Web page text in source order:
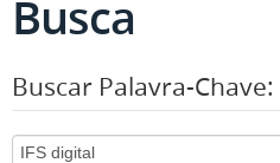
Busca
Buscar Palavra-Chave: